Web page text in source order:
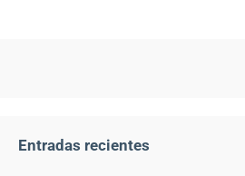
Entradas recientes